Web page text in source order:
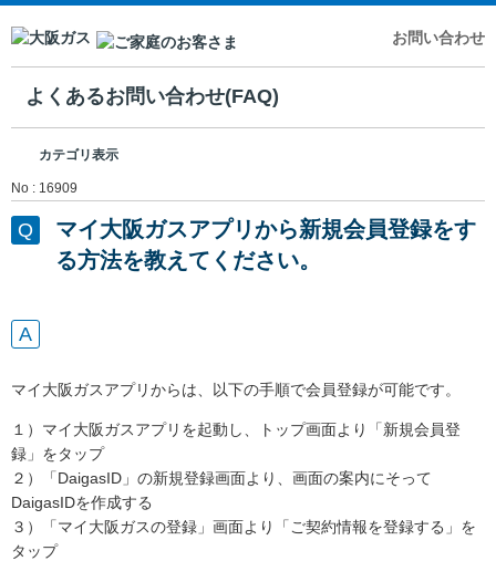
お問い合わせ
よくあるお問い合わせ(FAQ)
カテゴリ表示
No : 16909
マイ大阪ガスアプリから新規会員登録をす
る方法を教えてください。
マイ大阪ガスアプリからは、以下の手順で会員登録が可能です。
１）マイ大阪ガスアプリを起動し、トップ画面より「新規会員登
録」をタップ
２）「DaigasID」の新規登録画面より、画面の案内にそって
DaigasIDを作成する
３）「マイ大阪ガスの登録」画面より「ご契約情報を登録する」を
タップ